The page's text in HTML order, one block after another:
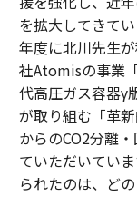
を拡大してきて
年度に北川先生
社Atomisの事業
代高圧ガス容器γ
が取り組む「革
からのCO2分離
ていただいてい
られたのは、ど